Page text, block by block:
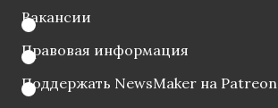
Вакансии
Правовая информация
Поддержать NewsMaker на Patreon